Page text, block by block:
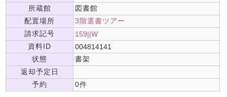
所蔵館
図書館
配置場所
3階選書ツアー
請求記号
159||W
資料ID
004814141
状態
書架
返却予定日
予約
0件